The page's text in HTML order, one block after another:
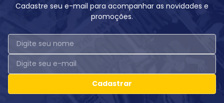
Cadastre seu e-mail para acompanhar as novidades e
promoções.
Cadastrar